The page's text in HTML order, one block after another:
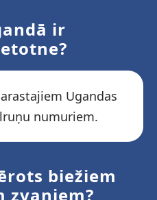
ir
Ugandas
numuriem.
biežiem
zvaniem?